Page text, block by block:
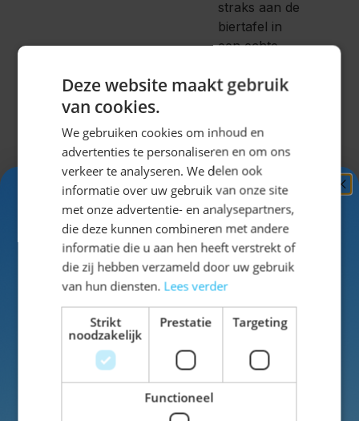
straks aan de
biertafel in
een echte
van
Stel
gemakkelijk je
hele outfit
samenop de
site!
Voor de
dames
hebben we
naast
lederhosen
Deze website maakt gebruik
van cookies.
We gebruiken cookies om inhoud en
advertenties te personaliseren en om ons
verkeer te analyseren. We delen ook
informatie over uw gebruik van onze site
met onze advertentie- en analysepartners,
die deze kunnen combineren met andere
informatie die u aan hen heeft verstrekt of
die zij hebben verzameld door uw gebruik
van hun diensten. Lees verder
Strikt
noodzakelijk
Prestatie Targeting
Functioneel
Ontvang5%
KORTING!
Schrijf je nuin voor de nieuwsbrief en ontvang toegang
tot exclusieve kortingen!
Voor- en achternaam
Inschrijven